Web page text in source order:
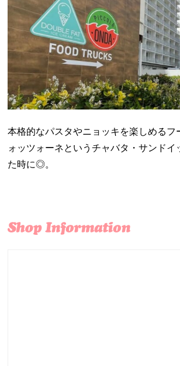
本格的なパスタやニョッキを楽しめるフ
ォッツォーネというチャバタ・サンドイ
た時に◎。